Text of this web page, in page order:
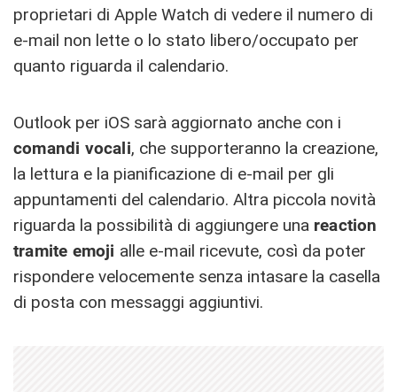
proprietari di Apple Watch di vedere il numero di
e-mail non lette o lo stato libero/occupato per
quanto riguarda il calendario.
Outlook per iOS sarà aggiornato anche con i
comandi vocali, che supporteranno la creazione,
la lettura e la pianificazione di e-mail per gli
appuntamenti del calendario. Altra piccola novità
riguarda la possibilità di aggiungere una reaction
tramite emoji alle e-mail ricevute, così da poter
rispondere velocemente senza intasare la casella
di posta con messaggi aggiuntivi.